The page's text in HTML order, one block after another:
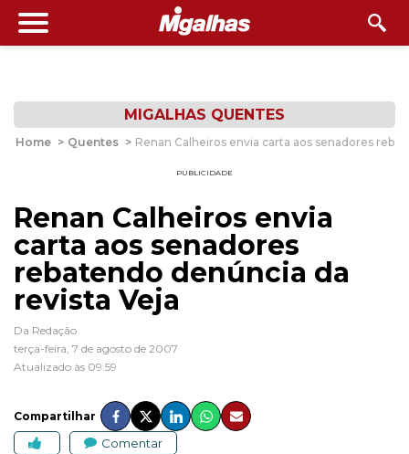
MIGALHAS QUENTES
Home > Quentes > Renan Calheiros envia carta aos senadores
PUBLICIDADE
Renan Calheiros envia
carta aos senadores
rebatendo denúncia da
revista Veja
Da Redação
terça-feira, 7 de agosto de 2007
Atualizado às 09:59
Compartilhar
Comentar